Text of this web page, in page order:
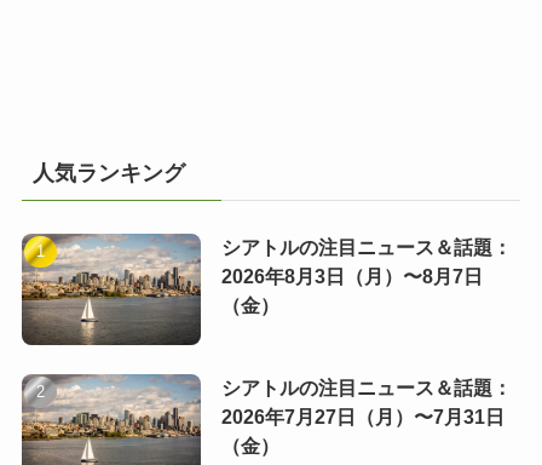
人気ランキング
シアトルの注目ニュース＆話題：
2026年8月3日（月）〜8月7日
（金）
シアトルの注目ニュース＆話題：
2026年7月27日（月）〜7月31日
（金）